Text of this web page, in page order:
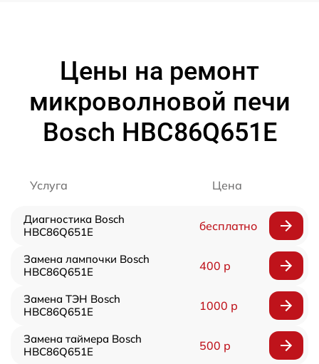
Цены на ремонт
микроволновой печи
Bosch HBC86Q651E
Услуга Цена
Диагностика Bosch
HBC86Q651E
бесплатно
Замена лампочки Bosch
HBC86Q651E
400 р
Замена ТЭН Bosch
HBC86Q651E
1000 р
Замена таймера Bosch
HBC86Q651E
500 р